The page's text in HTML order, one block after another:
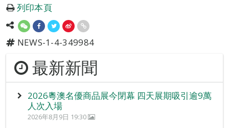
列印本頁
NEWS-1-4-349984
最新新聞
2026粵澳名優商品展今閉幕 四天展期吸引逾9萬
人次入場
2026年8月9日 19:30